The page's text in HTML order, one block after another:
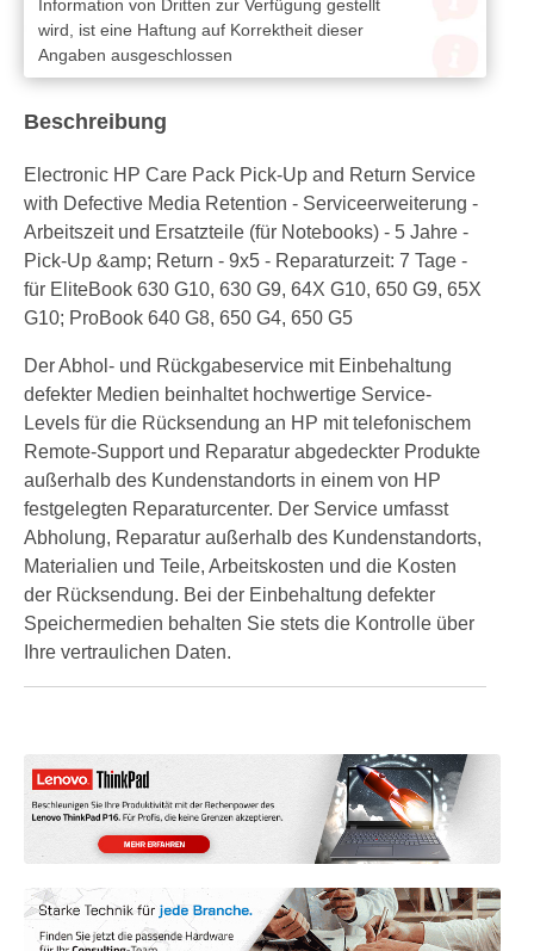
Information von Dritten zur Verfügung gestellt
wird, ist eine Haftung auf Korrektheit dieser
Angaben ausgeschlossen
Beschreibung
Electronic HP Care Pack Pick-Up and Return Service
with Defective Media Retention - Serviceerweiterung -
Arbeitszeit und Ersatzteile (für Notebooks) - 5 Jahre -
Pick-Up &amp; Return - 9x5 - Reparaturzeit: 7 Tage -
für EliteBook 630 G10, 630 G9, 64X G10, 650 G9, 65X
G10; ProBook 640 G8, 650 G4, 650 G5
Der Abhol- und Rückgabeservice mit Einbehaltung
defekter Medien beinhaltet hochwertige Service-
Levels für die Rücksendung an HP mit telefonischem
Remote-Support und Reparatur abgedeckter Produkte
außerhalb des Kundenstandorts in einem von HP
festgelegten Reparaturcenter. Der Service umfasst
Abholung, Reparatur außerhalb des Kundenstandorts,
Materialien und Teile, Arbeitskosten und die Kosten
der Rücksendung. Bei der Einbehaltung defekter
Speichermedien behalten Sie stets die Kontrolle über
Ihre vertraulichen Daten.